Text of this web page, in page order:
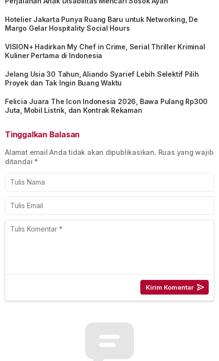
Hotelier Jakarta Punya Ruang Baru untuk Networking, De
Margo Gelar Hospitality Social Hours
VISION+ Hadirkan My Chef in Crime, Serial Thriller Kriminal
Kuliner Pertama di Indonesia
Jelang Usia 30 Tahun, Aliando Syarief Lebih Selektif Pilih
Proyek dan Tak Ingin Buang Waktu
Felicia Juara The Icon Indonesia 2026, Bawa Pulang Rp300
Juta, Mobil Listrik, dan Kontrak Rekaman
Tinggalkan Balasan
Alamat email Anda tidak akan dipublikasikan. Ruas yang wajib
ditandai *